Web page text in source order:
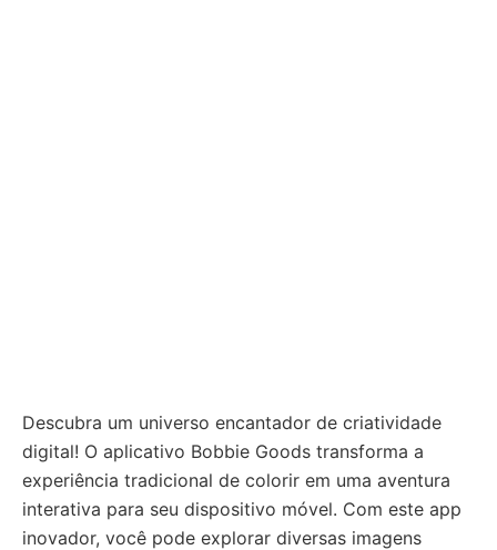
Descubra um universo encantador de criatividade
digital! O aplicativo Bobbie Goods transforma a
experiência tradicional de colorir em uma aventura
interativa para seu dispositivo móvel. Com este app
inovador, você pode explorar diversas imagens